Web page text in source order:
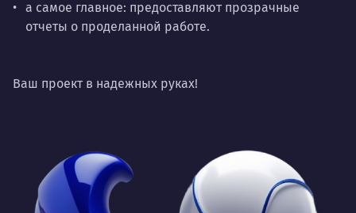
а самое главное: предоставляют прозрачные
отчеты о проделанной работе.
Ваш проект в надежных руках!